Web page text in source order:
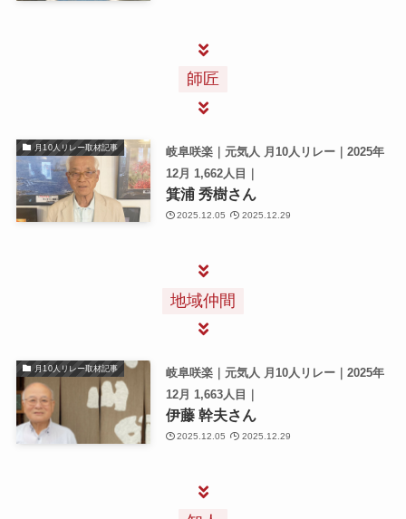
師匠
月10人リレー取材記事
岐阜咲楽｜元気人 月10人リレー｜2025年
12月 1,662人目｜
箕浦 秀樹さん
2025.12.05 2025.12.29
地域仲間
月10人リレー取材記事
岐阜咲楽｜元気人 月10人リレー｜2025年
12月 1,663人目｜
伊藤 幹夫さん
2025.12.05 2025.12.29